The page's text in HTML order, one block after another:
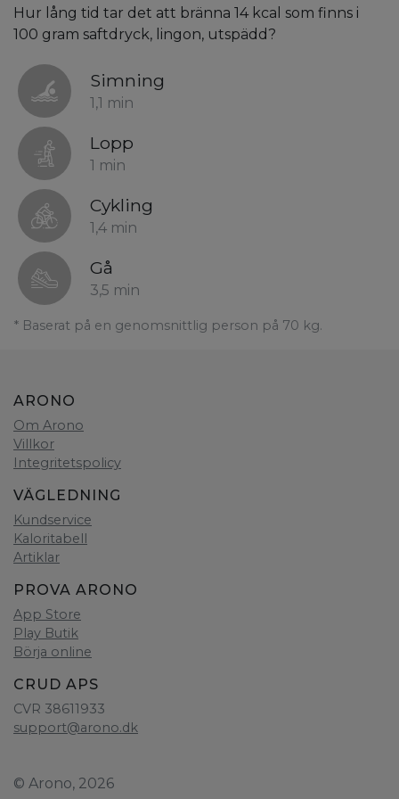
Hur lång tid tar det att bränna 14 kcal som finns i
100 gram saftdryck, lingon, utspädd?
Simning
1,1 min
Lopp
1 min
Cykling
1,4 min
Gå
3,5 min
* Baserat på en genomsnittlig person på 70 kg.
ARONO
Om Arono
Villkor
Integritetspolicy
VÄGLEDNING
Kundservice
Kaloritabell
Artiklar
PROVA ARONO
App Store
Play Butik
Börja online
CRUD APS
CVR 38611933
support@arono.dk
© Arono, 2026